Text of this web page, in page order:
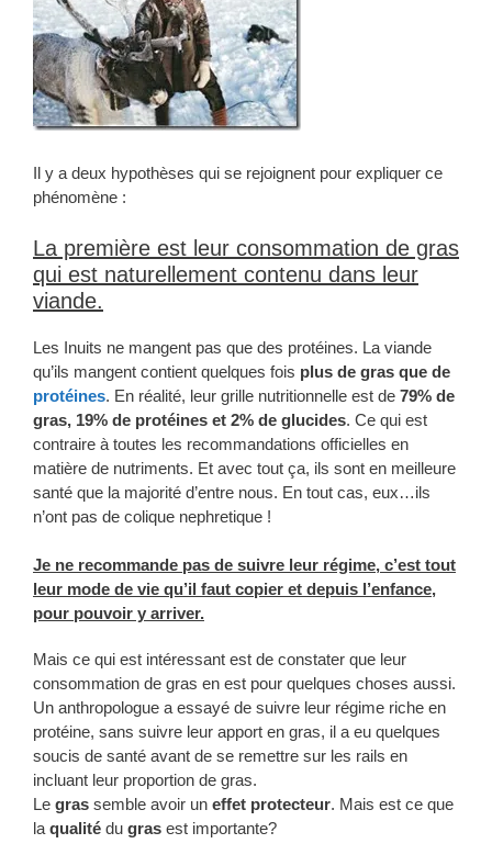
Il y a deux hypothèses qui se rejoignent pour expliquer ce
phénomène :
La première est leur consommation de gras
qui est naturellement contenu dans leur
viande.
Les Inuits ne mangent pas que des protéines. La viande
qu’ils mangent contient quelques fois plus de gras que de
protéines. En réalité, leur grille nutritionnelle est de 79% de
gras, 19% de protéines et 2% de glucides. Ce qui est
contraire à toutes les recommandations officielles en
matière de nutriments. Et avec tout ça, ils sont en meilleure
santé que la majorité d’entre nous. En tout cas, eux…ils
n’ont pas de colique nephretique !
Je ne recommande pas de suivre leur régime, c’est tout
leur mode de vie qu’il faut copier et depuis l’enfance,
pour pouvoir y arriver.
Mais ce qui est intéressant est de constater que leur
consommation de gras en est pour quelques choses aussi.
Un anthropologue a essayé de suivre leur régime riche en
protéine, sans suivre leur apport en gras, il a eu quelques
soucis de santé avant de se remettre sur les rails en
incluant leur proportion de gras.
Le gras semble avoir un effet protecteur. Mais est ce que
la qualité du gras est importante?